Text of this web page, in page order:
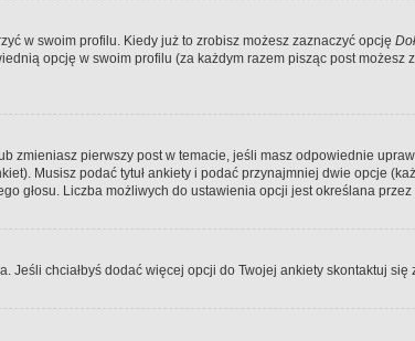
w swoim profilu. Kiedy już to zrobisz możesz zaznaczyć opcję
opcję w swoim profilu (za każdym razem pisząc post
zmieniasz pierwszy post w temacie, jeśli masz odpowiednie
Musisz podać tytuł ankiety i podać przynajmniej dwie opcje
głosu. Liczba możliwych do ustawienia opcji jest określana
Jeśli chciałbyś dodać więcej opcji do Twojej ankiety skontaktuj się